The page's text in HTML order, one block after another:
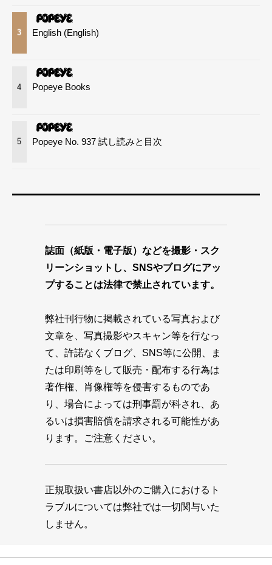
3 English (English)
4 Popeye Books
5 Popeye No. 937 試し読みと目次
誌面（紙版・電子版）などを撮影・スク
リーンショットし、SNSやブログにアッ
プすることは法律で禁止されています。
弊社刊行物に掲載されている写真および
文章を、写真撮影やスキャン等を行なっ
て、許諾なくブログ、SNS等に公開、ま
たは印刷等をして販売・配布する行為は
著作権、肖像権等を侵害するものであ
り、場合によっては刑事罰が科され、あ
るいは損害賠償を請求される可能性があ
ります。ご注意ください。
正規取扱い書店以外のご購入におけるト
ラブルについては弊社では一切関与いた
しません。